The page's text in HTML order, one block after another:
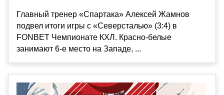
Главный тренер «Спартака» Алексей Жамнов
подвел итоги игры с «Северсталью» (3:4) в
FONBET Чемпионате КХЛ. Красно-белые
занимают 6-е место на Западе, ...